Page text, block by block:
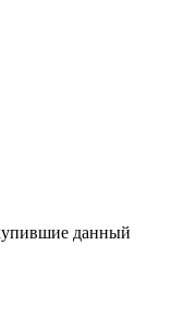
данный